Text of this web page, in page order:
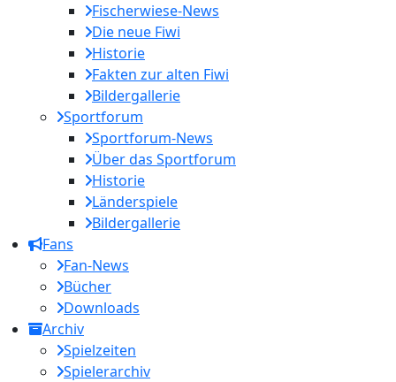
Fischerwiese-News
Die neue Fiwi
Historie
Fakten zur alten Fiwi
Bildergallerie
Sportforum
Sportforum-News
Über das Sportforum
Historie
Länderspiele
Bildergallerie
Fans
Fan-News
Bücher
Downloads
Archiv
Spielzeiten
Spielerarchiv